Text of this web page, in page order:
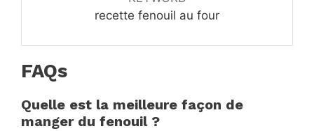
recette fenouil au four
FAQs
Quelle est la meilleure façon de
manger du fenouil ?